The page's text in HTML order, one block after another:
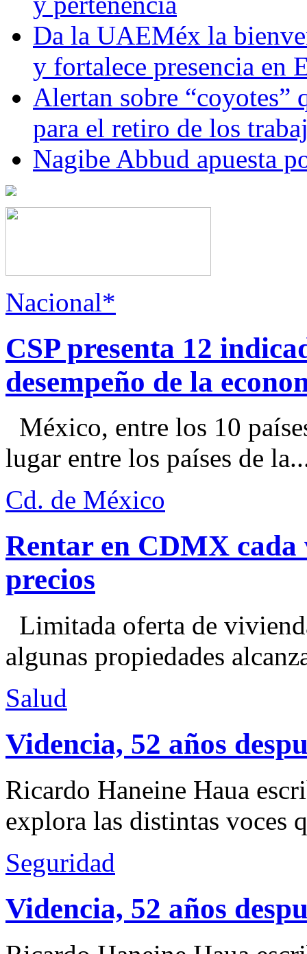
Da la UAEMéx la
y fortalece presencia en
Alertan sobre “coyotes”
para el retiro de los
Nagibe Abbud apuesta
Nacional*
CSP presenta 12
desempeño de la
México, entre los 10
lugar entre los países de
Cd. de México
Rentar en CDMX cada
precios
Limitada oferta de
algunas propiedades
Salud
Videncia, 52 años
Ricardo Haneine Haua
explora las distintas voces
Seguridad
Videncia, 52 años